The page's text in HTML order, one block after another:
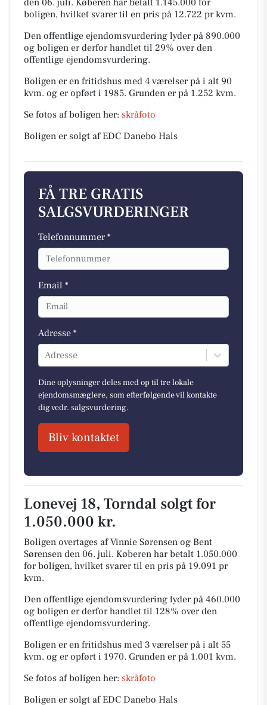
den 06. juli. Køberen har betalt 1.145.000 for
boligen, hvilket svarer til en pris på 12.722 pr kvm.
Den offentlige ejendomsvurdering lyder på 890.000
og boligen er derfor handlet til 29% over den
offentlige ejendomsvurdering.
Boligen er en fritidshus med 4 værelser på i alt 90
kvm. og er opført i 1985. Grunden er på 1.252 kvm.
Se fotos af boligen her: skråfoto
Boligen er solgt af EDC Danebo Hals
FÅ TRE GRATIS
SALGSVURDERINGER
Telefonnummer *
Email *
Adresse *
Adresse
Dine oplysninger deles med op til tre lokale
ejendomsmæglere, som efterfølgende vil kontakte
dig vedr. salgsvurdering.
Bliv kontaktet
Lonevej 18, Torndal solgt for
1.050.000 kr.
Boligen overtages af Vinnie Sørensen og Bent
Sørensen den 06. juli. Køberen har betalt 1.050.000
for boligen, hvilket svarer til en pris på 19.091 pr
kvm.
Den offentlige ejendomsvurdering lyder på 460.000
og boligen er derfor handlet til 128% over den
offentlige ejendomsvurdering.
Boligen er en fritidshus med 3 værelser på i alt 55
kvm. og er opført i 1970. Grunden er på 1.001 kvm.
Se fotos af boligen her: skråfoto
Boligen er solgt af EDC Danebo Hals